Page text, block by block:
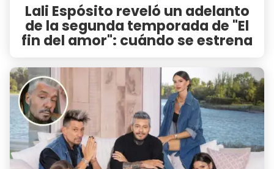
Lali Espósito reveló un adelanto
de la segunda temporada de "El
fin del amor": cuándo se estrena